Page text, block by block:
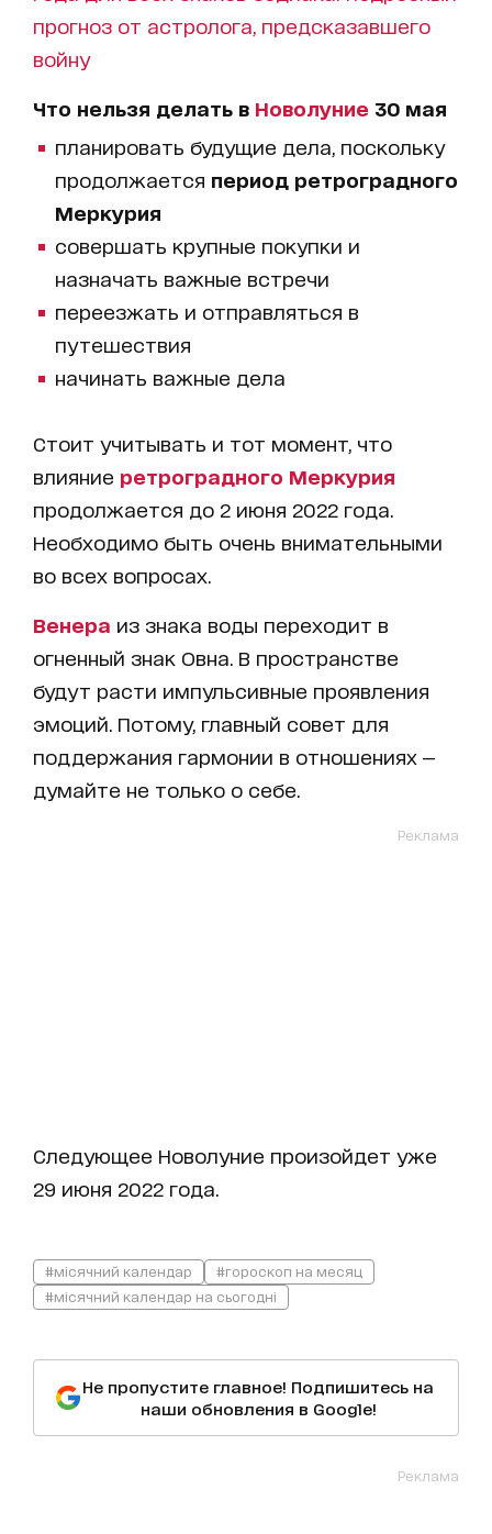
прогноз от астролога, предсказавшего
войну
Что нельзя делать в Новолуние 30 мая
планировать будущие дела, поскольку
продолжается период ретроградного
Меркурия
совершать крупные покупки и
назначать важные встречи
переезжать и отправляться в
путешествия
начинать важные дела
Стоит учитывать и тот момент, что
влияние ретроградного Меркурия
продолжается до 2 июня 2022 года.
Необходимо быть очень внимательными
во всех вопросах.
Венера из знака воды переходит в
огненный знак Овна. В пространстве
будут расти импульсивные проявления
эмоций. Потому, главный совет для
поддержания гармонии в отношениях —
думайте не только о себе.
Реклама
Следующее Новолуние произойдет уже
29 июня 2022 года.
#місячний календар
#гороскоп на месяц
#місячний календар на сьогодні
Не пропустите главное! Подпишитесь на
наши обновления в Google!
Реклама